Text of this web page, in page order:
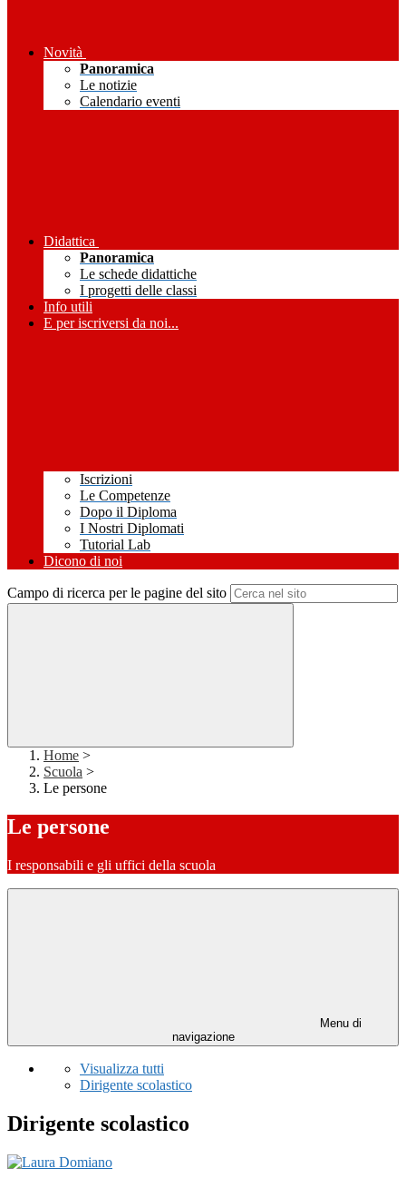
Novità
Panoramica
Le notizie
Calendario eventi
Didattica
Panoramica
Le schede didattiche
I progetti delle classi
Info utili
E per iscriversi da noi...
Iscrizioni
Le Competenze
Dopo il Diploma
I Nostri Diplomati
Tutorial Lab
Dicono di noi
Campo di ricerca per le pagine del sito
Home >
Scuola >
Le persone
Le persone
I responsabili e gli uffici della scuola
Menu di
navigazione
Visualizza tutti
Dirigente scolastico
Dirigente scolastico